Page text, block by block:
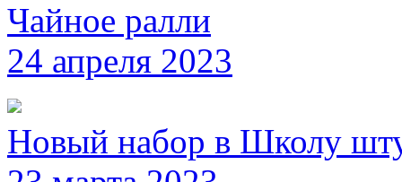
Чайное ралли
24 апреля 2023
Новый набор в Школу